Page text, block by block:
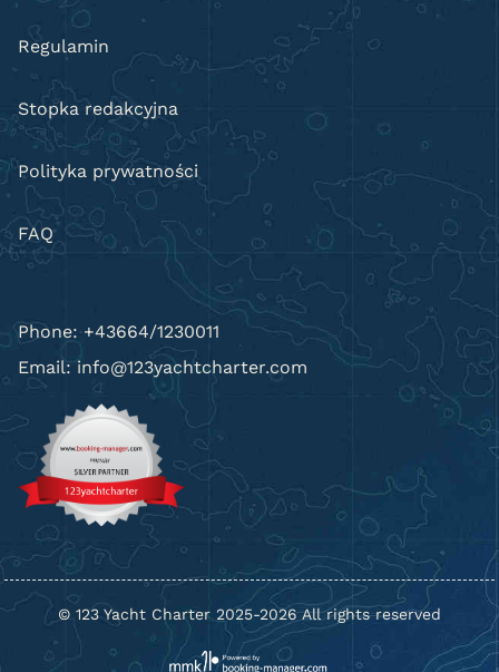
Regulamin
Stopka redakcyjna
Polityka prywatności
FAQ
Phone: +43664/1230011
Email: info@123yachtcharter.com
© 123 Yacht Charter 2025-2026 All rights reserved